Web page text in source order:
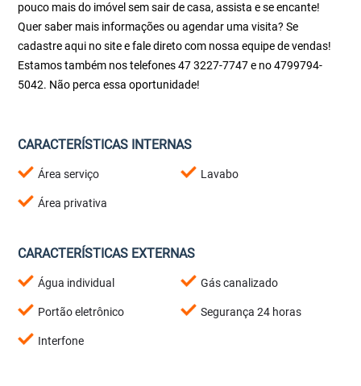
pouco mais do imóvel sem sair de casa, assista e se encante!
Quer saber mais informações ou agendar uma visita? Se
cadastre aqui no site e fale direto com nossa equipe de vendas!
Estamos também nos telefones 47 3227-7747 e no 4799794-
5042. Não perca essa oportunidade!
CARACTERÍSTICAS INTERNAS
Área serviço Lavabo
Área privativa
CARACTERÍSTICAS EXTERNAS
Água individual Gás canalizado
Portão eletrônico Segurança 24 horas
Interfone